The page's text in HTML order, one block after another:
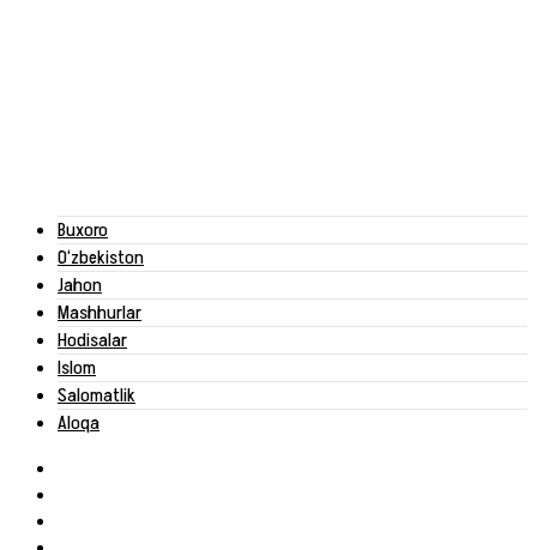
Buxoro
O‘zbekiston
Jahon
Mashhurlar
Hodisalar
Islom
Salomatlik
Aloqa